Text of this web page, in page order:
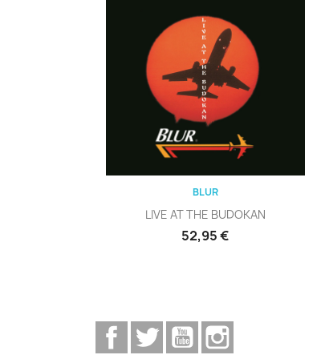
Vista rápida
BLUR
LIVE AT THE BUDOKAN
Precio
52,95 €
FacebookTwitterYouTube